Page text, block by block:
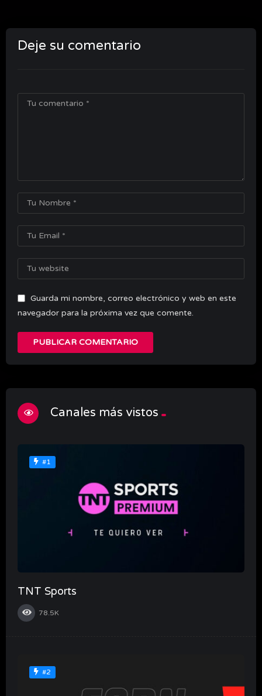
Deje su comentario
Guarda mi nombre, correo electrónico y web en este
navegador para la próxima vez que comente.
Canales más vistos
#1
TNT Sports
78.5K
#2